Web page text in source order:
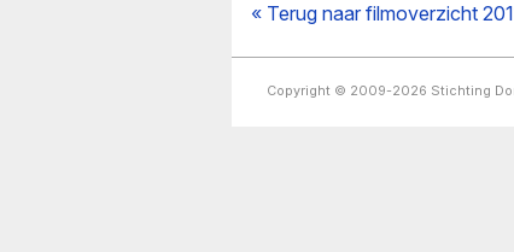
« Terug naar filmoverzicht
Copyright © 2009-2026 Stichting